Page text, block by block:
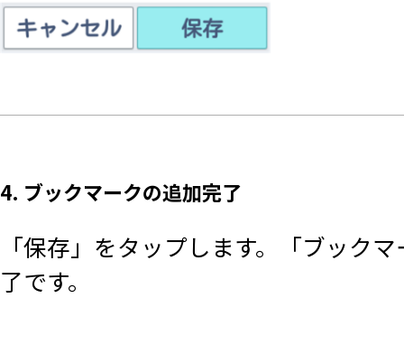
4. ブックマークの追加完了
「保存」をタップします。「ブック
了です。